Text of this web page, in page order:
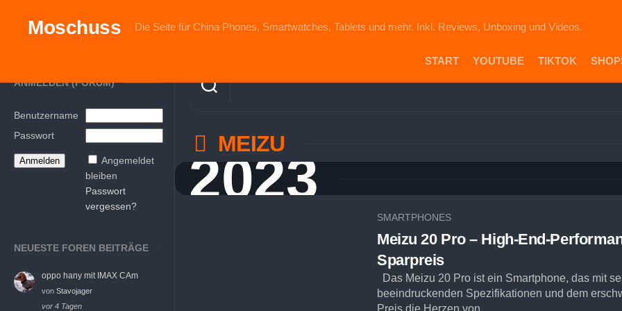
contentMoschuss Die Seite für China Phones, Smartwatches, Tablets und mehr. Inkl. Reviews, Unboxing und Videos.
START YOUTUBE TIKTOK
ANMELDEN (FORUM)
Benutzername
Passwort
Angemeldet
bleiben
Passwort
vergessen?
NEUESTE FOREN BEITRÄGE
oppo hany mit IMAX CAm
von Stavojager
vor 4 Tagen
MEIZU
2023
SMARTPHONES
Meizu 20 Pro – High-End-
Sparpreis
Das Meizu 20 Pro ist ein Smartphone, das mit
beeindruckenden Spezifikationen und dem
Preis die Herzen von...